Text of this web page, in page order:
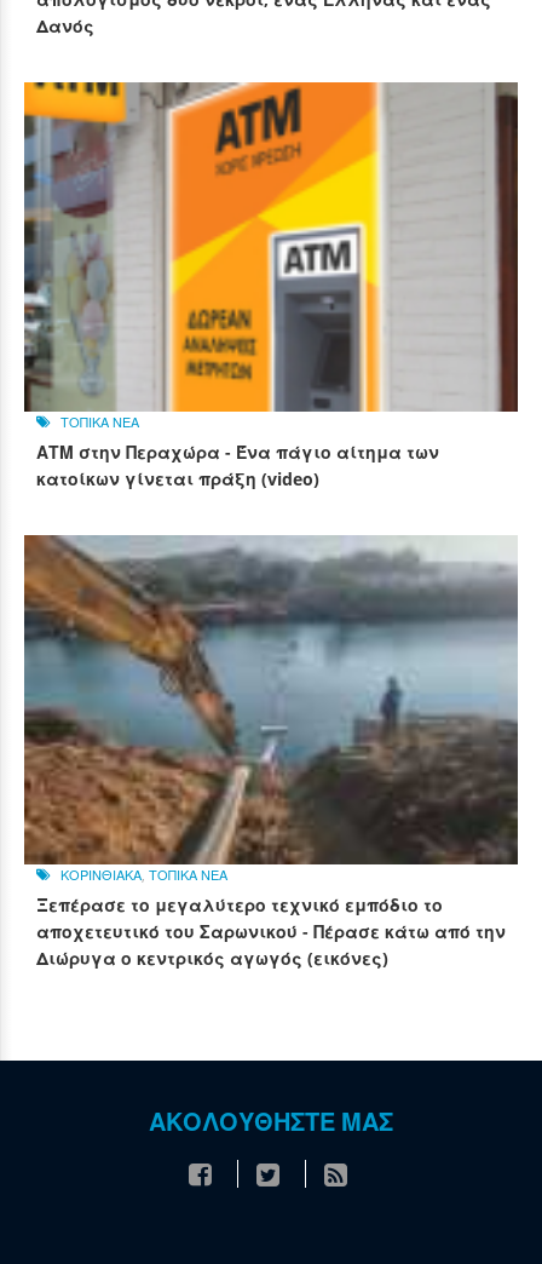
Δανός
ΤΟΠΙΚΑ ΝΕΑ
ΑΤΜ στην Περαχώρα - Ένα πάγιο αίτημα των
κατοίκων γίνεται πράξη (video)
ΚΟΡΙΝΘΙΑΚΑ ΤΟΠΙΚΑ ΝΕΑ
Ξεπέρασε το μεγαλύτερο τεχνικό εμπόδιο το
αποχετευτικό του Σαρωνικού - Πέρασε κάτω από την
Διώρυγα ο κεντρικός αγωγός (εικόνες)
ΑΚΟΛΟΥΘΗΣΤΕ ΜΑΣ